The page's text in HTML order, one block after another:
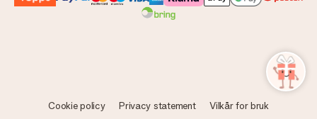
Cookie policy Privacy statement
Vilkår for bruk